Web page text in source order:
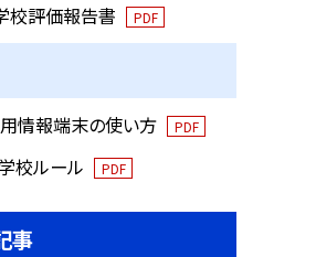
校評価報告書 PDF
情報端末の使い方 PDF
校ルール PDF
事